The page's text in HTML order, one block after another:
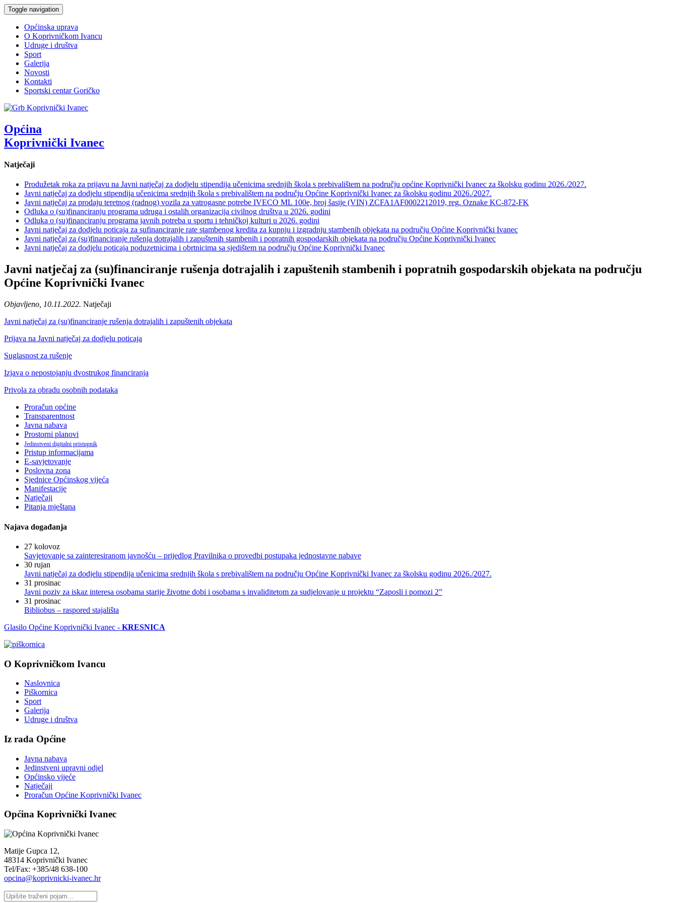
Toggle navigation
Općinska uprava
O Koprivničkom Ivancu
Udruge i društva
Sport
Galerija
Novosti
Kontakti
Sportski centar Goričko
Općina
Koprivnički Ivanec
Natječaji
Produžetak roka za prijavu na Javni natječaj za dodjelu stipendija učenicima srednjih škola s prebivalištem na području općine Koprivnički Ivanec za školsku godinu 2026./2027.
Javni natječaj za dodjelu stipendija učenicima srednjih škola s prebivalištem na području Općine Koprivnički Ivanec za školsku godinu 2026./2027.
Javni natječaj za prodaju teretnog (radnog) vozila za vatrogasne potrebe IVECO ML 100e, broj šasije (VIN) ZCFA1AF0002212019, reg. Oznake KC-872-FK
Odluka o (su)financiranju programa udruga i ostalih organizacija civilnog društva u 2026. godini
Odluka o (su)financiranju programa javnih potreba u sportu i tehničkoj kulturi u 2026. godini
Javni natječaj za dodjelu poticaja za sufinanciranje rate stambenog kredita za kupnju i izgradnju stambenih objekata na području Općine Koprivnički Ivanec
Javni natječaj za (su)financiranje rušenja dotrajalih i zapuštenih stambenih i popratnih gospodarskih objekata na području Općine Koprivnički Ivanec
Javni natječaj za dodjelu poticaja poduzetnicima i obrtnicima sa sjedištem na području Općine Koprivnički Ivanec
Javni natječaj za (su)financiranje rušenja dotrajalih i zapuštenih stambenih i popratnih gospodarskih objekata na području
Općine Koprivnički Ivanec
Objavljeno, 10.11.2022. Natječaji
Javni natječaj za (su)financiranje rušenja dotrajalih i zapuštenih objekata
Prijava na Javni natječaj za dodjelu poticaja
Suglasnost za rušenje
Izjava o nepostojanju dvostrukog financiranja
Privola za obradu osobnih podataka
Proračun općine
Transparentnost
Javna nabava
Prostorni planovi
Jedinstveni digitalni pristupnik
Pristup informacijama
E-savjetovanje
Poslovna zona
Sjednice Općinskog vijeća
Manifestacije
Natječaji
Pitanja mještana
Najava događanja
27 kolovoz
Savjetovanje sa zainteresiranom javnošću – prijedlog Pravilnika o provedbi postupaka jednostavne nabave
30 rujan
Javni natječaj za dodjelu stipendija učenicima srednjih škola s prebivalištem na području Općine Koprivnički Ivanec za školsku godinu 2026./2027.
31 prosinac
Javni poziv za iskaz interesa osobama starije životne dobi i osobama s invaliditetom za sudjelovanje u projektu “Zaposli i pomozi 2”
31 prosinac
Bibliobus – raspored stajališta
Glasilo Općine Koprivnički Ivanec - KRESNICA
O Koprivničkom Ivancu
Naslovnica
Piškornica
Sport
Galerija
Udruge i društva
Iz rada Općine
Javna nabava
Jedinstveni upravni odjel
Općinsko vijeće
Natječaji
Proračun Općine Koprivnički Ivanec
Općina Koprivnički Ivanec
Matije Gupca 12,
48314 Koprivnički Ivanec
Tel/Fax: +385/48 638-100
opcina@koprivnicki-ivanec.hr